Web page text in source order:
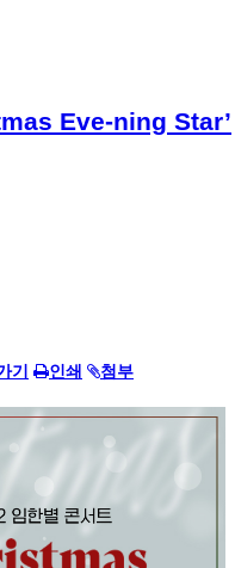
Eve-ning Star’​
기 인쇄 첨부